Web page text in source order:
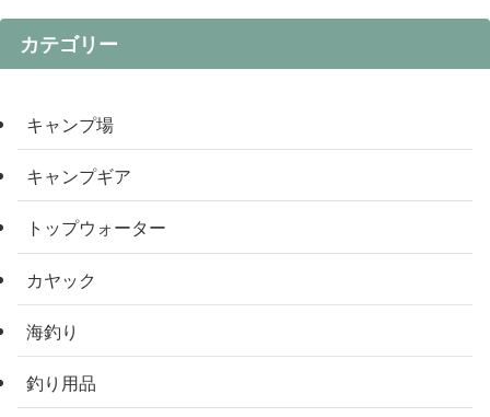
カテゴリー
キャンプ場
キャンプギア
トップウォーター
カヤック
海釣り
釣り用品